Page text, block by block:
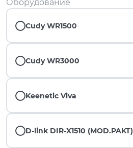
Оборудование
Cudy WR1500
Cudy WR3000
Keenetic Viva
D-link DIR-X1510 (MOD.PAKT)